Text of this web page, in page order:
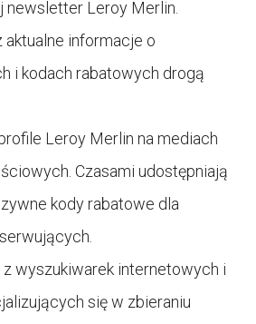
newsletter Leroy Merlin.
aktualne informacje o
i kodach rabatowych drogą
Leroy Merlin na mediach
Czasami udostępniają
kody rabatowe dla
z wyszukiwarek internetowych i
się w zbieraniu